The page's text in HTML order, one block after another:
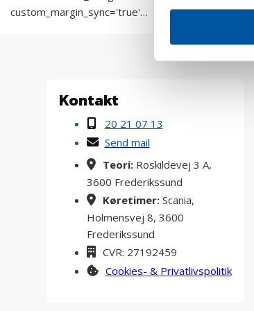
custom_margin_sync='true'…
Kontakt
20 21 07 13
Send mail
Teori:Roskildevej 3 A,
3600 Frederikssund
Køretimer:Scania,
Holmensvej 8, 3600
Frederikssund
CVR: 27192459
Cookies- & Privatlivspolitik